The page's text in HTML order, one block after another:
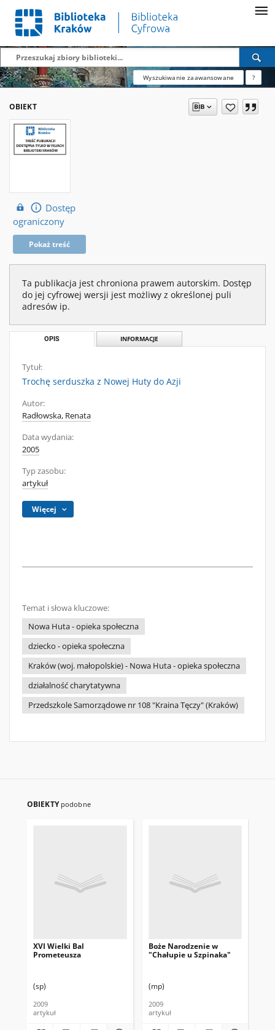
Wyszukiwanie zaawansowane ?
OBIEKT
Dostęp
ograniczony
Pokaż treść
Ta publikacja jest chroniona prawem autorskim. Dostęp
do jej cyfrowej wersji jest możliwy z określonej puli
adresów ip.
OPIS INFORMACJE
Tytuł:
Trochę serduszka z Nowej Huty do Azji
Autor:
Radłowska, Renata
Data wydania:
2005
Typ zasobu:
artykuł
Więcej
Temat i słowa kluczowe:
Nowa Huta - opieka społeczna
dziecko - opieka społeczna
Kraków (woj. małopolskie) - Nowa Huta - opieka społeczna
działalność charytatywna
Przedszkole Samorządowe nr 108 "Kraina Tęczy" (Kraków)
OBIEKTY podobne
XVI Wielki Bal
Prometeusza
(sp)
2009
artykuł
Boże Narodzenie w
"Chałupie u Szpinaka"
(mp)
2009
artykuł